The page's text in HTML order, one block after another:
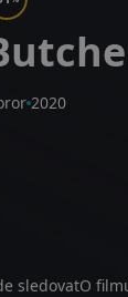
2020
sledovatO